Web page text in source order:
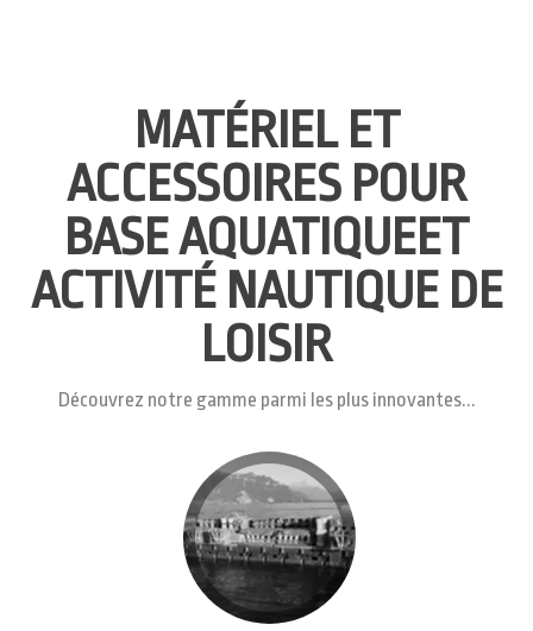
MATÉRIEL ET
ACCESSOIRES POUR
BASE AQUATIQUEET
ACTIVITÉ NAUTIQUE DE
LOISIR
Découvrez notre gamme parmi les plus innovantes...